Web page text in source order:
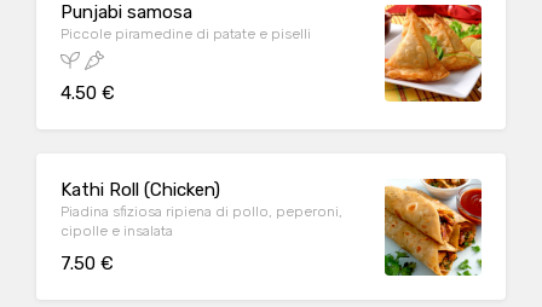
Punjabi samosa
Piccole piramedine di patate e piselli
4.50 €
Kathi Roll (Chicken)
Piadina sfiziosa ripiena di pollo, peperoni,
cipolle e insalata
7.50 €